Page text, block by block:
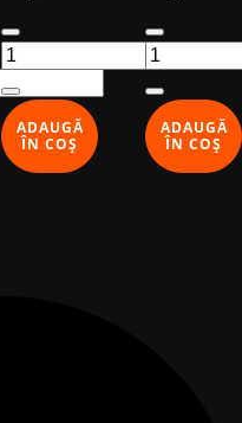
Cantitate
Chicken
Teryiaki
ADAUGĂ
ÎN COȘ
Cantitate
Calmar
Panko
ADAUGĂ
ÎN COȘ